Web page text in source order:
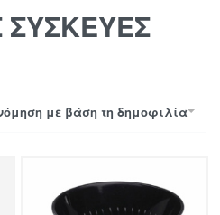
ΣΥΣΚΕΥΕΣ
με βάση τη δημοφιλία